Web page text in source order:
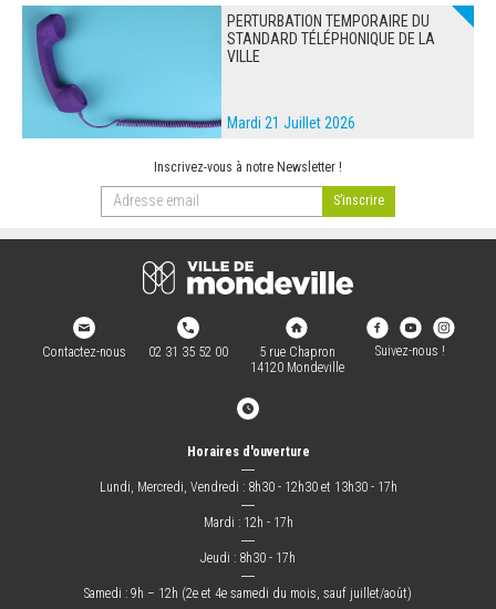
PERTURBATION TEMPORAIRE DU
STANDARD TÉLÉPHONIQUE DE LA
VILLE
Mardi 21 Juillet 2026
Inscrivez-vous à notre Newsletter !
Contactez-nous 02 31 35 52 00
5 rue Chapron
14120 Mondeville
Suivez-nous !
Horaires d'ouverture
―
Lundi, Mercredi, Vendredi : 8h30 - 12h30 et 13h30 - 17h
―
Mardi : 12h - 17h
―
Jeudi : 8h30 - 17h
―
Samedi : 9h – 12h (2e et 4e samedi du mois, sauf juillet/août)